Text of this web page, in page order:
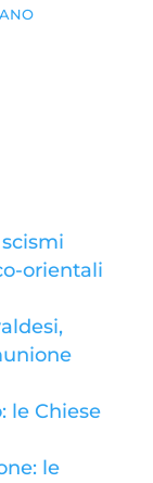
orientali
le Chiese
le